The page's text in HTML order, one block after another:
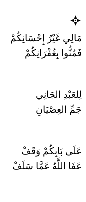
مَالِي غَيْرُ إِحْسَانِكُمْ
فَمُنُّوا بِغُفْرَانِكُمْ
لِلعَبْدِ الجَانِي
جَمِّ العِصْيَانِ
عَلَى بَابِكُمْ وَقَفْ
عَفَا اللَّهُ عَمَّا سَلَفْ